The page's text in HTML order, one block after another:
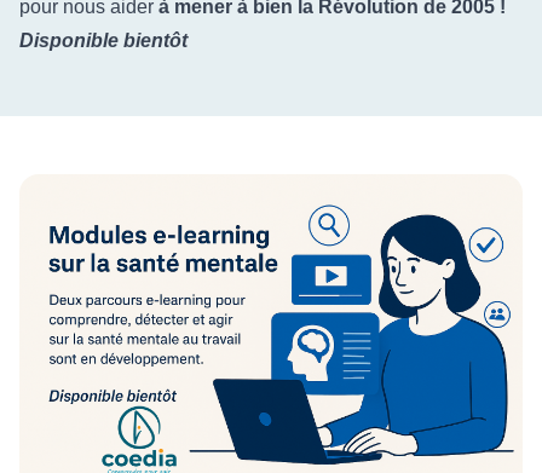
pour nous aider à mener à bien la Révolution de 2005 !
Disponible bientôt